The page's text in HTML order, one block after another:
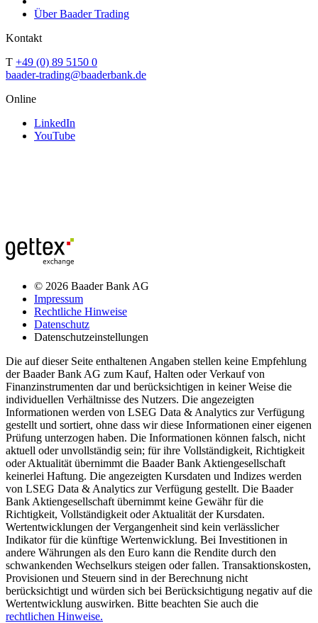
Über Baader Trading
Kontakt
T +49 (0) 89 5150 0
baader-trading@baaderbank.de
Online
LinkedIn
YouTube
© 2026 Baader Bank AG
Impressum
Rechtliche Hinweise
Datenschutz
Datenschutzeinstellungen
Die auf dieser Seite enthaltenen Angaben stellen keine Empfehlung
der Baader Bank AG zum Kauf, Halten oder Verkauf von
Finanzinstrumenten dar und berücksichtigen in keiner Weise die
individuellen Verhältnisse des Nutzers. Die angezeigten
Informationen werden von LSEG Data & Analytics zur Verfügung
gestellt und sortiert, ohne dass wir diese Informationen einer eigenen
Prüfung unterzogen haben. Die Informationen können falsch, nicht
aktuell oder unvollständig sein; für ihre Vollständigkeit, Richtigkeit
oder Aktualität übernimmt die Baader Bank Aktiengesellschaft
keinerlei Haftung. Die angezeigten Kursdaten und Indizes werden
von LSEG Data & Analytics zur Verfügung gestellt. Die Baader
Bank Aktiengesellschaft übernimmt keine Gewähr für die
Richtigkeit, Vollständigkeit oder Aktualität der Kursdaten.
Wertentwicklungen der Vergangenheit sind kein verlässlicher
Indikator für die künftige Wertenwicklung. Bei Investitionen in
andere Währungen als den Euro kann die Rendite durch den
schwankenden Wechselkurs steigen oder fallen. Transaktionskosten,
Provisionen und Steuern sind in der Berechnung nicht
berücksichtigt und würden sich bei Berücksichtigung negativ auf die
Wertentwicklung auswirken. Bitte beachten Sie auch die
rechtlichen Hinweise.